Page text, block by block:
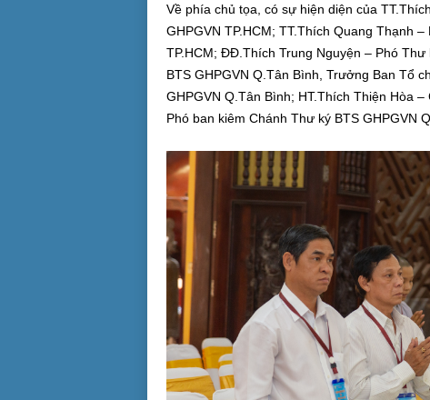
Về phía chủ tọa, có sự hiện diện của
GHPGVN TP.HCM; TT.Thích Quang Thạnh
TP.HCM; ĐĐ.Thích Trung Nguyện – Phó
BTS GHPGVN Q.Tân Bình, Trưởng Ban Tổ
GHPGVN Q.Tân Bình; HT.Thích Thiện Hòa
Phó ban kiêm Chánh Thư ký BTS GHPGVN